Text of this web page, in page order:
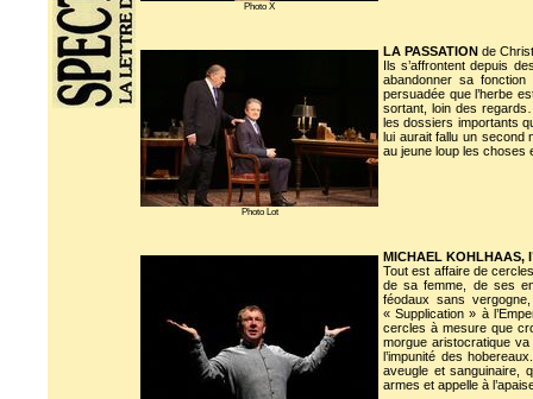
Photo X
Photo Lot
LA PASSATION de
Ils s’affrontent depuis
abandonner sa
persuadée que l’herbe
sortant, loin des
les dossiers importants
lui aurait fallu un second
au jeune loup les choses
MICHAEL KOHLHAAS,
Tout est affaire de
de sa femme, de ses
féodaux sans
« Supplication » à
cercles à mesure que
morgue aristocratique
l’impunité des
aveugle et sanguinaire,
armes et appelle à